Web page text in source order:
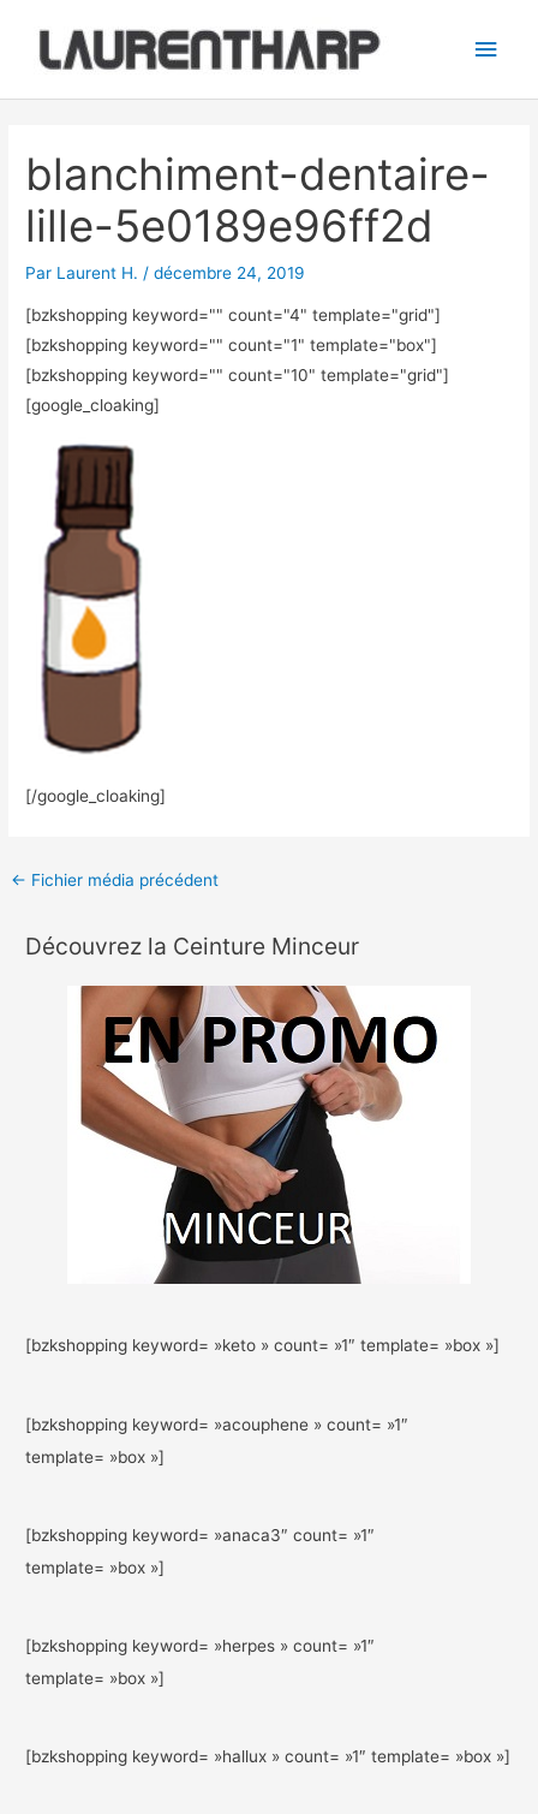
contenu
blanchiment-dentaire-
lille-5e0189e96ff2d
Par Laurent H. /décembre 24, 2019
[bzkshopping keyword="" count="4" template="grid"]
[bzkshopping keyword="" count="1" template="box"]
[bzkshopping keyword="" count="10" template="grid"]
[google_cloaking]
[/google_cloaking]
articles
← Fichier média précédent
Découvrez la Ceinture Minceur
[bzkshopping keyword= »keto » count= »1″ template= »box »]
[bzkshopping keyword= »acouphene » count= »1″
template= »box »]
[bzkshopping keyword= »anaca3″ count= »1″
template= »box »]
[bzkshopping keyword= »herpes » count= »1″
template= »box »]
[bzkshopping keyword= »hallux » count= »1″ template= »box »]